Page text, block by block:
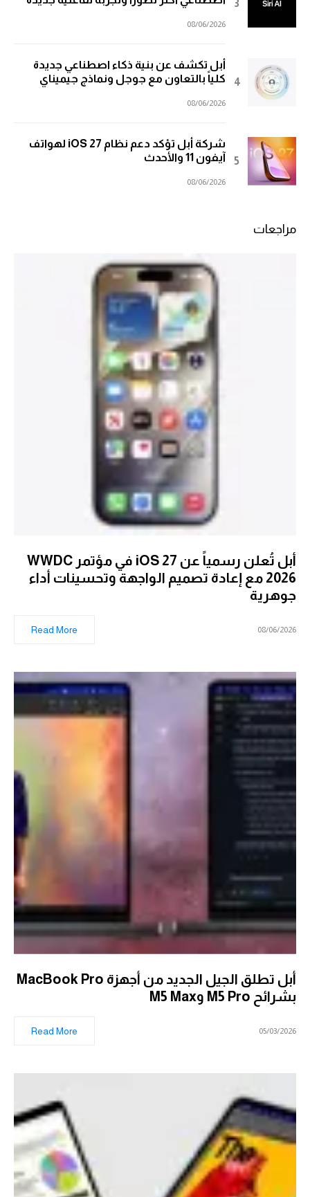
08/06/2026
أبل تكشف عن بنية ذكاء اصطناعي جديدة
كلياً بالتعاون مع جوجل ونماذج جيميناي
08/06/2026
شركة أبل تؤكد دعم نظام iOS 27 لهواتف
آيفون 11 والأحدث
08/06/2026
مراجعات
أبل تُعلن رسمياً عن iOS 27 في مؤتمر WWDC
2026 مع إعادة تصميم الواجهة وتحسينات أداء
جوهرية
08/06/2026
Read More
أبل تطلق الجيل الجديد من أجهزة MacBook Pro
بشرائح M5 Pro وM5 Max
05/03/2026
Read More